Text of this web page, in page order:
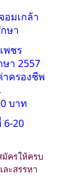
อมเกล้า
ษา
พชร
ษา 2557
าครองชีพ
บาท
6-20
มัครให้ครบ
ะสรรหา